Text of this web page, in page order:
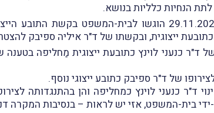
ביום 14.5.2022 וביום 29.11.2022 הוגשו לבית-
ייצוגית, ובקשתו של ד"ר איליה ספיבק
ד"ר כנעני לוינץ כתובעת ייצוגית מַחליפה
של ד"ר ספיבק כתובע ייצוגי נוסף.
ד"ר כנעני לוינץ כמחליפה והן
בית-המשפט, אזי יש לראות – בנסיבות המקרה